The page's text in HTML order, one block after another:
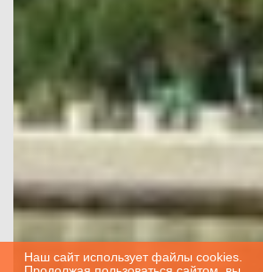
Наш сайт использует файлы cookies.